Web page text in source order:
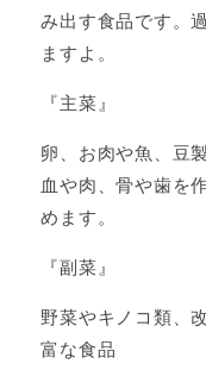
み出す食品です。
ますよ。
『主菜』
卵、お肉や魚、豆
血や肉、骨や歯を
めます。
『副菜』
野菜やキノコ類、
富な食品